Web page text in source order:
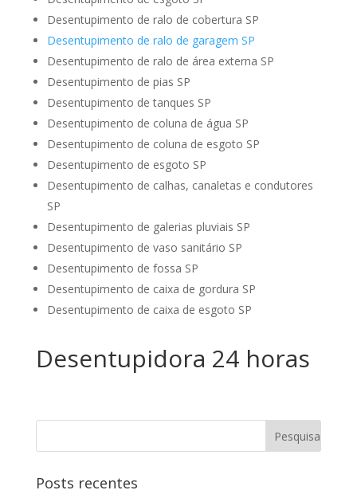
Desentupimento de ralo de cobertura SP
Desentupimento de ralo de garagem SP
Desentupimento de ralo de área externa SP
Desentupimento de pias SP
Desentupimento de tanques SP
Desentupimento de coluna de água SP
Desentupimento de coluna de esgoto SP
Desentupimento de esgoto SP
Desentupimento de calhas, canaletas e condutores
SP
Desentupimento de galerias pluviais SP
Desentupimento de vaso sanitário SP
Desentupimento de fossa SP
Desentupimento de caixa de gordura SP
Desentupimento de caixa de esgoto SP
Desentupidora 24 horas
Posts recentes